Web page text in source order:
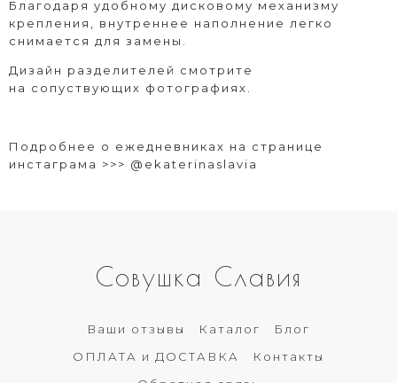
Благодаря удобному дисковому механизму
крепления, внутреннее наполнение легко
снимается для замены.
Дизайн разделителей смотрите
на сопуствующих фотографиях.
Подробнее о ежедневниках на странице
инстаграма >>> @ekaterinaslavia
Совушка Славия
Ваши отзывы Каталог
Блог
ОПЛАТА и ДОСТАВКА
Контакты